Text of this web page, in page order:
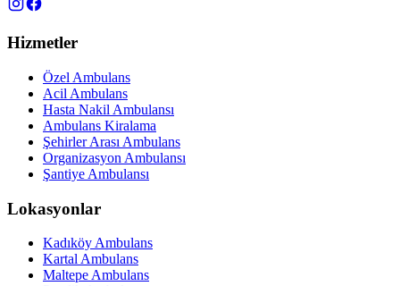
Hizmetler
Özel Ambulans
Acil Ambulans
Hasta Nakil Ambulansı
Ambulans Kiralama
Şehirler Arası Ambulans
Organizasyon Ambulansı
Şantiye Ambulansı
Lokasyonlar
Kadıköy Ambulans
Kartal Ambulans
Maltepe Ambulans